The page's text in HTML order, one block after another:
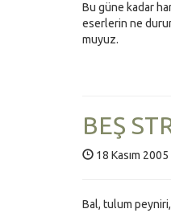
Bu güne kadar
eserlerin ne
muyuz.
BEŞ
18 Kasım 2005
Bal, tulum